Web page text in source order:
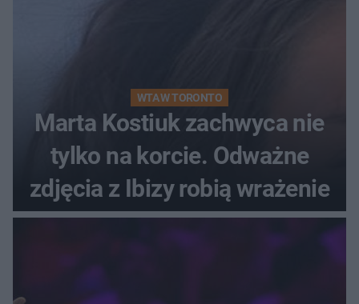
WTA W TORONTO
Marta Kostiuk zachwyca nie
tylko na korcie. Odważne
zdjęcia z Ibizy robią wrażenie